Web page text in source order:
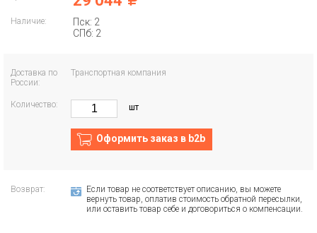
Наличие:
Пск: 2
СПб: 2
Доставка по
России:
Транспортная компания
Количество: шт
Оформить заказ в b2b
Возврат:
Если товар не соответствует описанию, вы можете
вернуть товар, оплатив стоимость обратной пересылки,
или оставить товар себе и договориться о компенсации.